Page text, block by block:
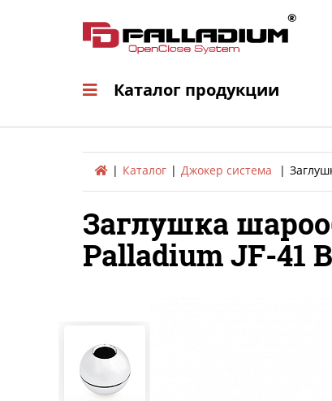
Каталог
Каталог продукции
Каталог Джокер система
Заглушка
Palladium JF-41